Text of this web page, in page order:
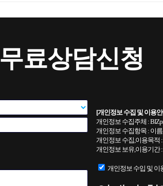
무료상담신청
[개인정보 수집 및 이용
개인정보 수집주체 :
개인정보 수집항목 : 이
개인정보 수집,이용목적
개인정보 보유,이용기간
개인정보 수입 및 이